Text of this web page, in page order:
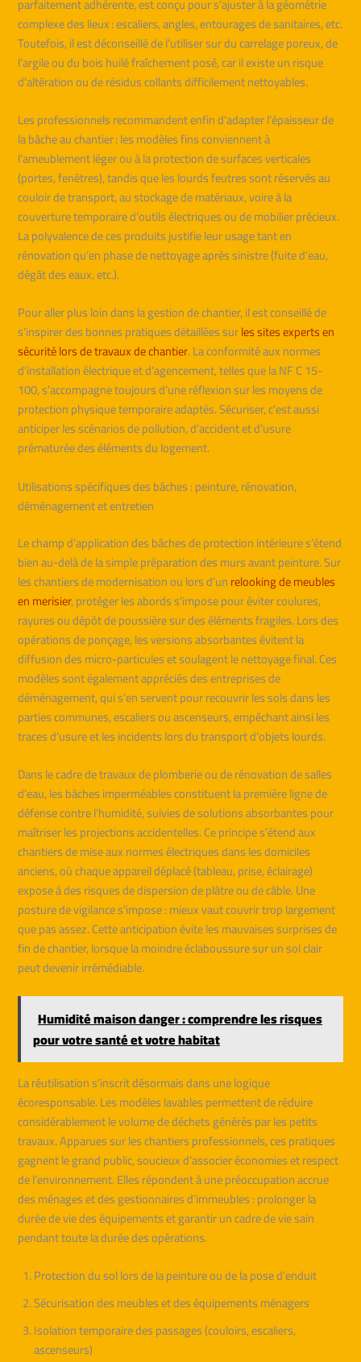
complexe des lieux : escaliers, angles, entourages de sanitaires, etc.
Toutefois, il est déconseillé de l’utiliser sur du carrelage poreux, de
l’argile ou du bois huilé fraîchement posé, car il existe un risque
d’altération ou de résidus collants difficilement nettoyables.
Les professionnels recommandent enfin d’adapter l’épaisseur de
la bâche au chantier : les modèles fins conviennent à
l’ameublement léger ou à la protection de surfaces verticales
(portes, fenêtres), tandis que les lourds feutres sont réservés au
couloir de transport, au stockage de matériaux, voire à la
couverture temporaire d’outils électriques ou de mobilier précieux.
La polyvalence de ces produits justifie leur usage tant en
rénovation qu’en phase de nettoyage après sinistre (fuite d’eau,
dégât des eaux, etc.).
Pour aller plus loin dans la gestion de chantier, il est conseillé de
s’inspirer des bonnes pratiques détaillées surles sites experts en
sécurité lors de travaux de chantier. La conformité aux normes
d’installation électrique et d’agencement, telles que la NF C 15-
100, s’accompagne toujours d’une réflexion sur les moyens de
protection physique temporaire adaptés. Sécuriser, c’est aussi
anticiper les scénarios de pollution, d’accident et d’usure
prématurée des éléments du logement.
Utilisations spécifiques des bâches : peinture, rénovation,
déménagement et entretien
Le champ d’application des bâches de protection intérieure s’étend
bien au-delà de la simple préparation des murs avant peinture. Sur
les chantiers de modernisation ou lors d’unrelooking de meubles
en merisier, protéger les abords s’impose pour éviter coulures,
rayures ou dépôt de poussière sur des éléments fragiles. Lors des
opérations de ponçage, les versions absorbantes évitent la
diffusion des micro-particules et soulagent le nettoyage final. Ces
modèles sont également appréciés des entreprises de
déménagement, qui s’en servent pour recouvrir les sols dans les
parties communes, escaliers ou ascenseurs, empêchant ainsi les
traces d’usure et les incidents lors du transport d’objets lourds.
Dans le cadre de travaux de plomberie ou de rénovation de salles
d’eau, les bâches imperméables constituent la première ligne de
défense contre l’humidité, suivies de solutions absorbantes pour
maîtriser les projections accidentelles. Ce principe s’étend aux
chantiers de mise aux normes électriques dans les domiciles
anciens, où chaque appareil déplacé (tableau, prise, éclairage)
expose à des risques de dispersion de plâtre ou de câble. Une
posture de vigilance s’impose : mieux vaut couvrir trop largement
que pas assez. Cette anticipation évite les mauvaises surprises de
fin de chantier, lorsque la moindre éclaboussure sur un sol clair
peut devenir irrémédiable.
Humidité maison danger : comprendre les risques
pour votre santé et votre habitat
La réutilisation s’inscrit désormais dans une logique
écoresponsable. Les modèles lavables permettent de réduire
considérablement le volume de déchets générés par les petits
travaux. Apparues sur les chantiers professionnels, ces pratiques
gagnent le grand public, soucieux d’associer économies et respect
de l’environnement. Elles répondent à une préoccupation accrue
des ménages et des gestionnaires d’immeubles : prolonger la
durée de vie des équipements et garantir un cadre de vie sain
pendant toute la durée des opérations.
Protection du sol lors de la peinture ou de la pose d’enduit
Sécurisation des meubles et des équipements ménagers
Isolation temporaire des passages (couloirs, escaliers,
ascenseurs)